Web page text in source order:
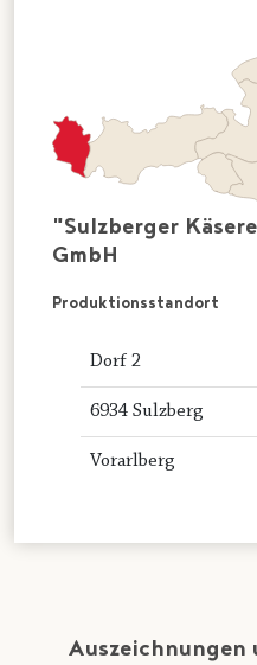
"Sulzberger
GmbH
Produktionsstandort
Dorf 2
6934 Sulzberg
Vorarlberg